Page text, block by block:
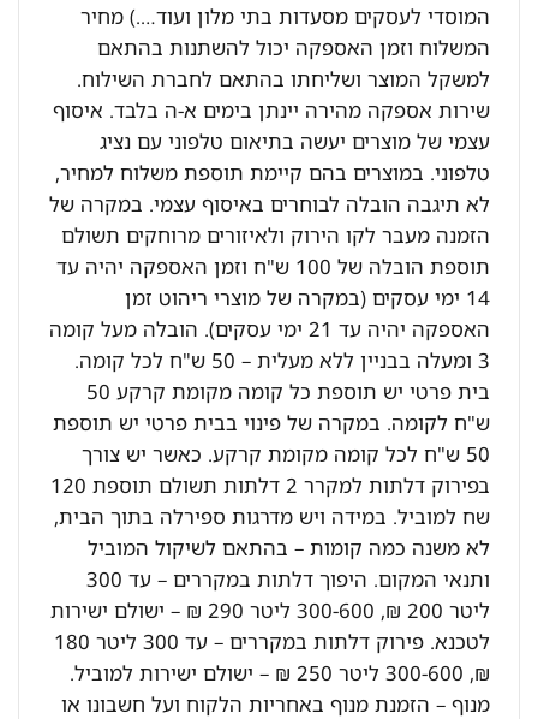
המוסדי לעסקים מסעדות בתי מלון ועוד….) מחיר
המשלוח וזמן האספקה יכול להשתנות בהתאם
למשקל המוצר ושליחתו בהתאם לחברת השילוח.
שירות אספקה מהירה יינתן בימים א-ה בלבד. איסוף
עצמי של מוצרים יעשה בתיאום טלפוני עם נציג
טלפוני. במוצרים בהם קיימת תוספת משלוח למחיר,
לא תיגבה הובלה לבוחרים באיסוף עצמי. במקרה של
הזמנה מעבר לקו הירוק ולאיזורים מרוחקים תשולם
תוספת הובלה של 100 ש"ח וזמן האספקה יהיה עד
14 ימי עסקים (במקרה של מוצרי ריהוט זמן
האספקה יהיה עד 21 ימי עסקים). הובלה מעל קומה
3 ומעלה בבניין ללא מעלית – 50 ש"ח לכל קומה.
בית פרטי יש תוספת כל קומה מקומת קרקע 50
ש"ח לקומה. במקרה של פינוי בבית פרטי יש תוספת
50 ש"ח לכל קומה מקומת קרקע. כאשר יש צורך
בפירוק דלתות למקרר 2 דלתות תשולם תוספת 120
שח למוביל. במידה ויש מדרגות ספירלה בתוך הבית,
לא משנה כמה קומות – בהתאם לשיקול המוביל
ותנאי המקום. היפוך דלתות במקררים – עד 300
ליטר 200 ₪, 300-600 ליטר 290 ₪ – ישולם ישירות
לטכנא. פירוק דלתות במקררים – עד 300 ליטר 180
₪, 300-600 ליטר 250 ₪ – ישולם ישירות למוביל.
מנוף – הזמנת מנוף באחריות הלקוח ועל חשבונו או